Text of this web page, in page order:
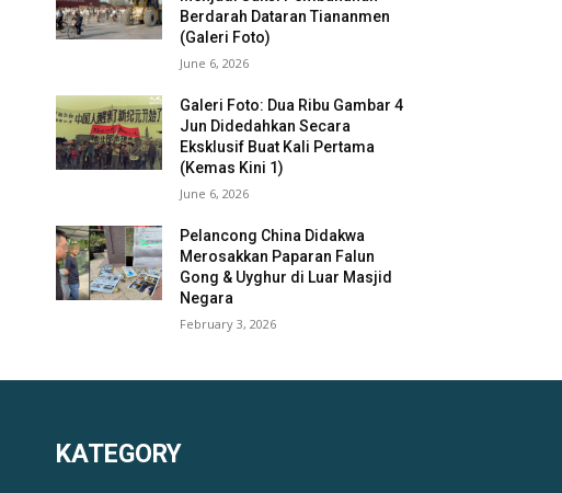
Berdarah Dataran Tiananmen
(Galeri Foto)
June 6, 2026
Galeri Foto: Dua Ribu Gambar 4
Jun Didedahkan Secara
Eksklusif Buat Kali Pertama
(Kemas Kini 1)
June 6, 2026
Pelancong China Didakwa
Merosakkan Paparan Falun
Gong & Uyghur di Luar Masjid
Negara
February 3, 2026
KATEGORY